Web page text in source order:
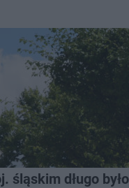
śląskim długo